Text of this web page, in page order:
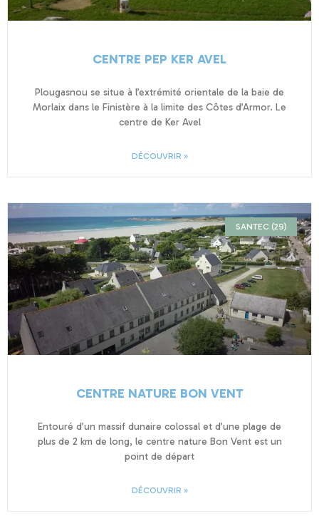
CENTRE PEP KER AVEL
Plougasnou se situe à l’extrémité orientale de la baie de
Morlaix dans le Finistère à la limite des Côtes d’Armor. Le
centre de Ker Avel
DÉCOUVRIR »
SANTEC (29)
CENTRE NATURE BON VENT
Entouré d’un massif dunaire colossal et d’une plage de
plus de 2 km de long, le centre nature Bon Vent est un
point de départ
DÉCOUVRIR »